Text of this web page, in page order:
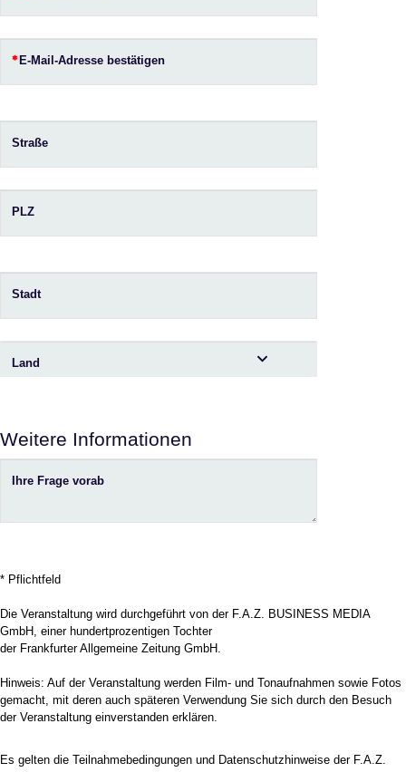
E-Mail-Adresse bestätigen
Straße
PLZ
Stadt
Land
Weitere Informationen
Ihre Frage vorab
* Pflichtfeld
Die Veranstaltung wird durchgeführt von der F.A.Z. BUSINESS MEDIA
GmbH, einer hundertprozentigen Tochter
der Frankfurter Allgemeine Zeitung GmbH.
Hinweis: Auf der Veranstaltung werden Film- und Tonaufnahmen sowie Fotos
gemacht, mit deren auch späteren Verwendung Sie sich durch den Besuch
der Veranstaltung einverstanden erklären.
Es gelten die Teilnahmebedingungen und Datenschutzhinweise der F.A.Z.